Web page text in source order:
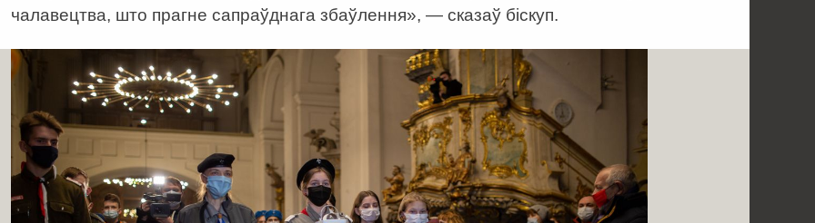
чалавецтва, што прагне сапраўднага збаўлення», — сказаў біскуп.